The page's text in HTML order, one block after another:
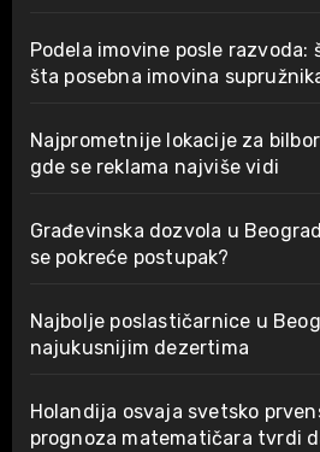
Podela imovine posle razvoda:
šta posebna imovina
Najprometnije lokacije za
gde se reklama najviše vidi
Građevinska dozvola u
se pokreće postupak?
Najbolje poslastičarnice u
najukusnijim dezertima
Holandija osvaja svetsko
prognoza matematičara tvrdi